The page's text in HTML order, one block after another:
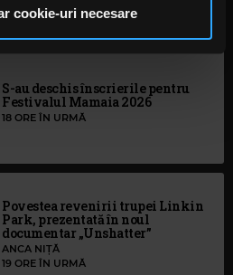
oferite de dvs. sau culese
ul nostru, sunteți de acord
cookie.
cookie-uri necesare
PESTE 3 ORE
S-au deschis înscrierile pentru
Festivalul Mamaia 2026
18 ORE ÎN URMĂ
Povestea revenirii trupei Linkin
Park, prezentată în noul
documentar „Unshatter”
ANCA NIȚĂ
19 ORE ÎN URMĂ